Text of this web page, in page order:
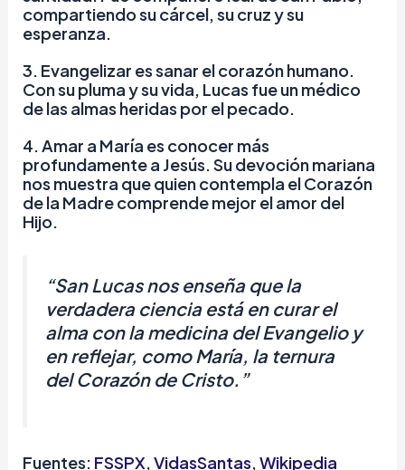
compartiendo su cárcel, su cruz y su
esperanza.
3. Evangelizar es sanar el corazón humano.
Con su pluma y su vida, Lucas fue un médico
de las almas heridas por el pecado.
4.Amar a María es conocer más
profundamente a Jesús.Su devoción mariana
nos muestra que quien contempla el Corazón
de la Madre comprende mejor el amor del
Hijo.
“San Lucas nos enseña que la
verdadera ciencia está en curar el
alma con la medicina del Evangelio y
en reflejar, como María, la ternura
del Corazón de Cristo.”
Fuentes: FSSPX VidasSantas ,Wikipedia